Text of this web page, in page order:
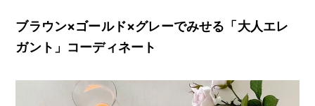
ブラウン×ゴールド×グレーでみせる「大人エレ
ガント」コーディネート